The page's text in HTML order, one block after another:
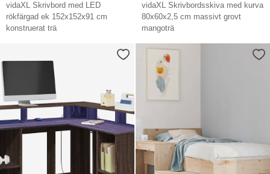
vidaXL Skrivbord med LED
rökfärgad ek 152x152x91 cm
konstruerat trä
vidaXL Skrivbordsskiva med kurva
80x60x2,5 cm massivt grovt
mangoträ